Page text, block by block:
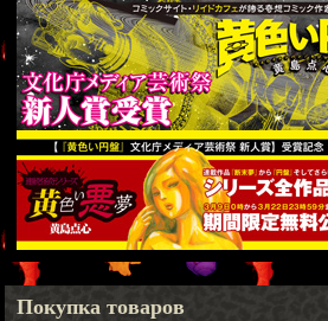
Покупка товаров